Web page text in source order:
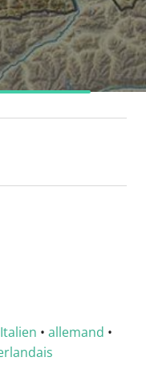
Italien • allemand •